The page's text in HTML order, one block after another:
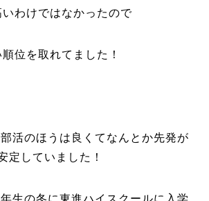
いわけではなかったので
順位を取れてました！
活のほうは良くてなんとか先発が
定していました！
生の冬に東進ハイスクールに入学